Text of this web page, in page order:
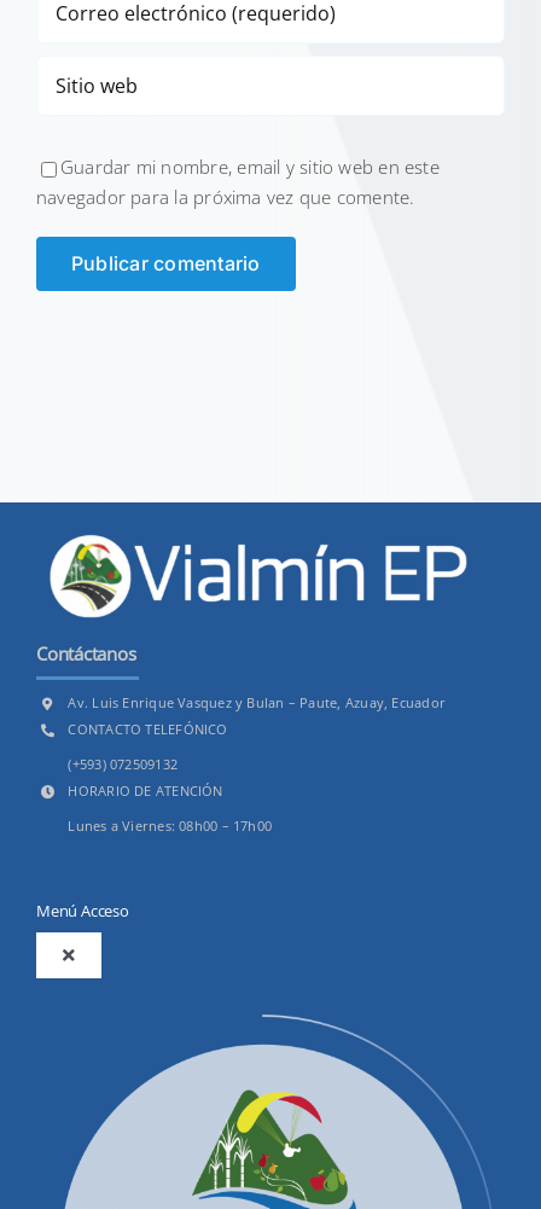
Guardar mi nombre, email y sitio web en este
navegador para la próxima vez que comente.
Contáctanos
Av. Luis Enrique Vasquez y Bulan – Paute, Azuay, Ecuador
CONTACTO TELEFÓNICO
(+593) 072509132
HORARIO DE ATENCIÓN
Lunes a Viernes: 08h00 – 17h00
Menú Acceso
Toggle
Productos y Servicios
Convocatorias Precalificación